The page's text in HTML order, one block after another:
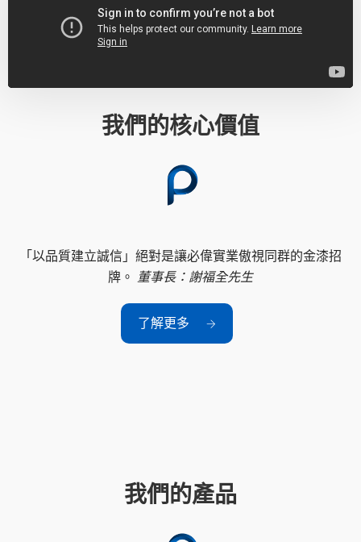
我們的核心價值
「以品質建立誠信」絕對是讓必偉實業傲視同群的金漆招
牌。 董事長：謝福全先生
了解更多
我們的產品